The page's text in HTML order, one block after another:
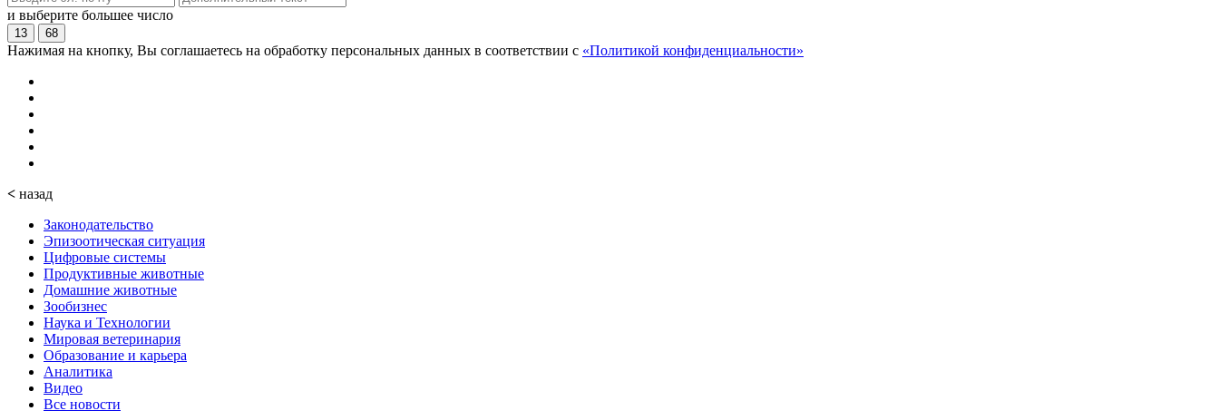
и выберите большее число
13 68
Нажимая на кнопку, Вы соглашаетесь на обработку персональных данных в соответствии с «Политикой конфиденциальности»
< назад
Законодательство
Эпизоотическая ситуация
Цифровые системы
Продуктивные животные
Домашние животные
Зообизнес
Наука и Технологии
Мировая ветеринария
Образование и карьера
Аналитика
Видео
Все новости